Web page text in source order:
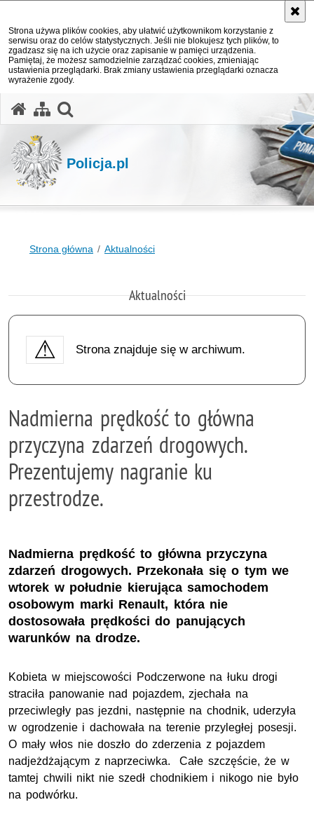
Strona używa plików cookies, aby ułatwić użytkownikom korzystanie z
serwisu oraz do celów statystycznych. Jeśli nie blokujesz tych plików, to
zgadzasz się na ich użycie oraz zapisanie w pamięci urządzenia.
Pamiętaj, że możesz samodzielnie zarządzać cookies, zmieniając
ustawienia przeglądarki. Brak zmiany ustawienia przeglądarki oznacza
wyrażenie zgody.
Policja.pl
Strona główna Aktualności
Aktualności
Strona znajduje się w archiwum.
Nadmierna prędkość to główna
przyczyna zdarzeń drogowych.
Prezentujemy nagranie ku
przestrodze.
Nadmierna prędkość to główna przyczyna
zdarzeń drogowych. Przekonała się o tym we
wtorek w południe kierująca samochodem
osobowym marki Renault, która nie
dostosowała prędkości do panujących
warunków na drodze.
Kobieta w miejscowości Podczerwone na łuku drogi
straciła panowanie nad pojazdem, zjechała na
przeciwległy pas jezdni, następnie na chodnik, uderzyła
w ogrodzenie i dachowała na terenie przyległej posesji.
O mały włos nie doszło do zderzenia z pojazdem
nadjeżdżającym z naprzeciwka. Całe szczęście, że w
tamtej chwili nikt nie szedł chodnikiem i nikogo nie było
na podwórku.